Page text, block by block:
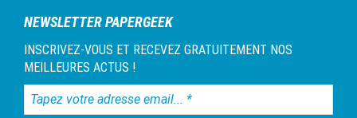
NEWSLETTER PAPERGEEK
INSCRIVEZ-VOUS ET RECEVEZ GRATUITEMENT NOS
MEILLEURES ACTUS !
Tapez
votre